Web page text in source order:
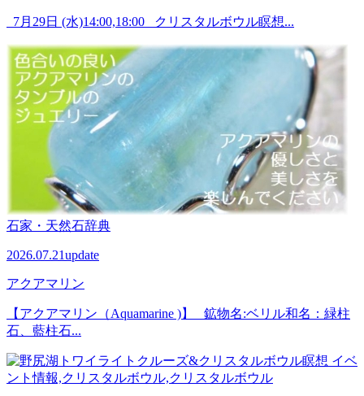
7月29日 (水)14:00,18:00 クリスタルボウル瞑想...
石家・天然石辞典
2026.07.21update
アクアマリン
【アクアマリン（Aquamarine )】 鉱物名:ベリル和名：緑柱
石、藍柱石...
イベ
ント情報,クリスタルボウル,クリスタルボウル